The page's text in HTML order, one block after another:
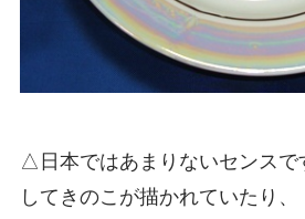
△日本ではあまりないセンスで
してきのこが描かれていたり、